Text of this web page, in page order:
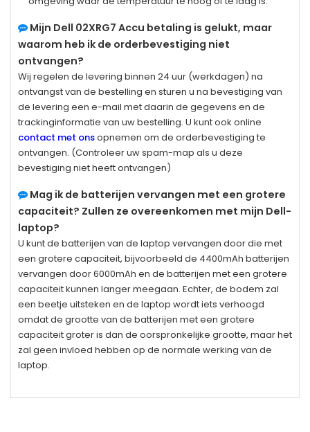
Mijn Dell 02XRG7 Accu betaling is gelukt, maar
waarom heb ik de orderbevestiging niet
ontvangen?
Wij regelen de levering binnen 24 uur (werkdagen) na
ontvangst van de bestelling en sturen u na bevestiging van
de levering een e-mail met daarin de gegevens en de
trackinginformatie van uw bestelling. U kunt ook online
contact met onsopnemen om de orderbevestiging te
ontvangen. (Controleer uw spam-map als u deze
bevestiging niet heeft ontvangen)
Mag ik de batterijen vervangen met een grotere
capaciteit? Zullen ze overeenkomen met mijn Dell-
laptop?
U kunt de batterijen van de laptop vervangen door die met
een grotere capaciteit, bijvoorbeeld de 4400mAh batterijen
vervangen door 6000mAh en de batterijen met een grotere
capaciteit kunnen langer meegaan. Echter, de bodem zal
een beetje uitsteken en de laptop wordt iets verhoogd
omdat de grootte van de batterijen met een grotere
capaciteit groter is dan de oorspronkelijke grootte, maar het
zal geen invloed hebben op de normale werking van de
laptop.